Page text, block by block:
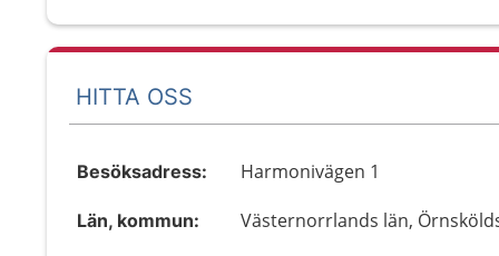
HITTA OSS
Besöksadress: Harmonivägen 1
Län, kommun: Västernorrlands län,